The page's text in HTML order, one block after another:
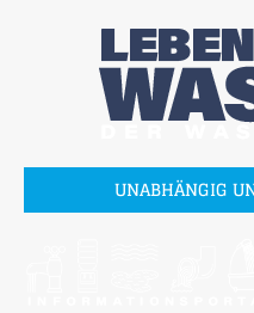
UNABHÄNGIG